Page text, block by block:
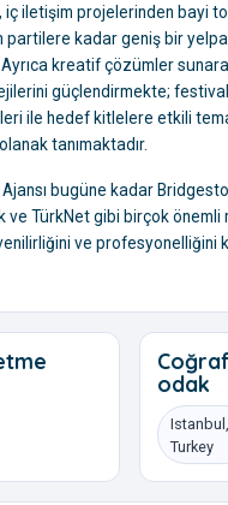
iç iletişim projelerinden bayi
partilere kadar geniş bir
kreatif çözümler
güçlendirmekte;
ile hedef kitlelere etkili
tanımaktadır.
bugüne kadar
ve TürkNet gibi birçok önemli
ve profesyonelliğini
odak
Istanbul,
Turkey